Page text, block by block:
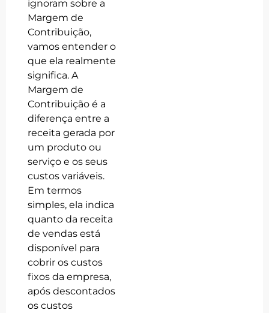
ignoram sobre a
Margem de
Contribuição,
vamos entender o
que ela realmente
significa. A
Margem de
Contribuição é a
diferença entre a
receita gerada por
um produto ou
serviço e os seus
custos variáveis.
Em termos
simples, ela indica
quanto da receita
de vendas está
disponível para
cobrir os custos
fixos da empresa,
após descontados
os custos